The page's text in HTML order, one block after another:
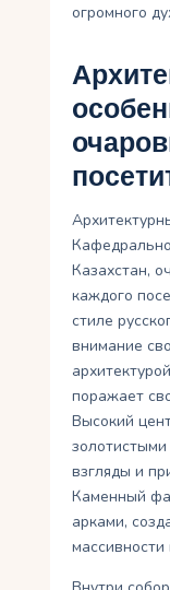
огромного
Казахстан,
каждого
стиле
внимание
поражает
Высокий
взгляды и
Каменный
арками,
массивности